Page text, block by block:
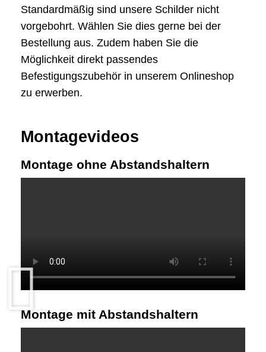
Standardmäßig sind unsere Schilder nicht
vorgebohrt. Wählen Sie dies gerne bei der
Bestellung aus. Zudem haben Sie die
Möglichkeit direkt passendes
Befestigungszubehör in unserem Onlineshop
zu erwerben.
Montagevideos
Montage ohne Abstandshaltern
Montage mit Abstandshaltern